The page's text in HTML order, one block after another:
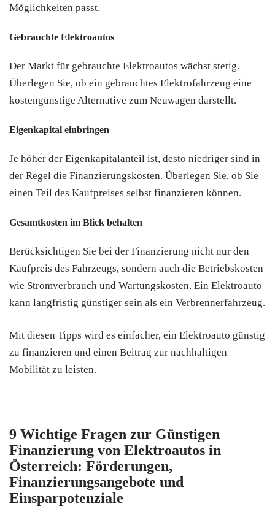
Möglichkeiten passt.
Gebrauchte Elektroautos
Der Markt für gebrauchte Elektroautos wächst stetig.
Überlegen Sie, ob ein gebrauchtes Elektrofahrzeug eine
kostengünstige Alternative zum Neuwagen darstellt.
Eigenkapital einbringen
Je höher der Eigenkapitalanteil ist, desto niedriger sind in
der Regel die Finanzierungskosten. Überlegen Sie, ob Sie
einen Teil des Kaufpreises selbst finanzieren können.
Gesamtkosten im Blick behalten
Berücksichtigen Sie bei der Finanzierung nicht nur den
Kaufpreis des Fahrzeugs, sondern auch die Betriebskosten
wie Stromverbrauch und Wartungskosten. Ein Elektroauto
kann langfristig günstiger sein als ein Verbrennerfahrzeug.
Mit diesen Tipps wird es einfacher, ein Elektroauto günstig
zu finanzieren und einen Beitrag zur nachhaltigen
Mobilität zu leisten.
9 Wichtige Fragen zur Günstigen
Finanzierung von Elektroautos in
Österreich: Förderungen,
Finanzierungsangebote und
Einsparpotenziale